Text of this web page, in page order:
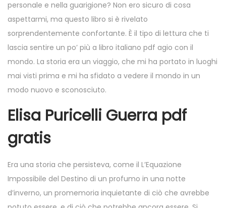
personale e nella guarigione? Non ero sicuro di cosa
aspettarmi, ma questo libro si è rivelato
sorprendentemente confortante. È il tipo di lettura che ti
lascia sentire un po’ più a libro italiano pdf agio con il
mondo. La storia era un viaggio, che mi ha portato in luoghi
mai visti prima e mi ha sfidato a vedere il mondo in un
modo nuovo e sconosciuto.
Elisa Puricelli Guerra pdf
gratis
Era una storia che persisteva, come il L’Equazione
Impossibile del Destino di un profumo in una notte
d’inverno, un promemoria inquietante di ciò che avrebbe